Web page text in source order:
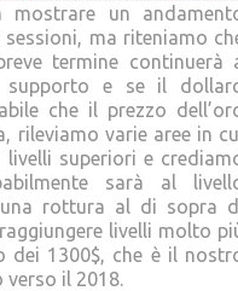
mostrare un
ma riteniamo
termine continuerà
supporto e se il
che il prezzo
rileviamo varie aree in
livelli superiori e
sarà al
una rottura al di sopra
livelli molto
1300$, che è il
il 2018.